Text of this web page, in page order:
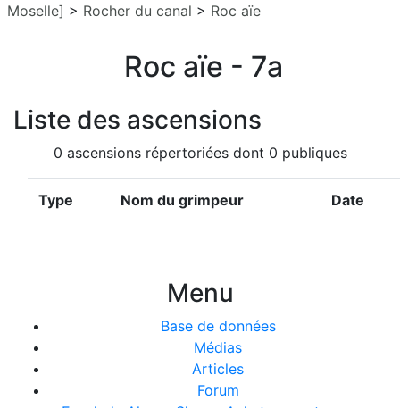
Moselle] > Rocher du canal > Roc aïe
Roc aïe - 7a
Liste des ascensions
0 ascensions répertoriées dont 0 publiques
Type Nom du grimpeur Date
Menu
Base de données
Médias
Articles
Forum